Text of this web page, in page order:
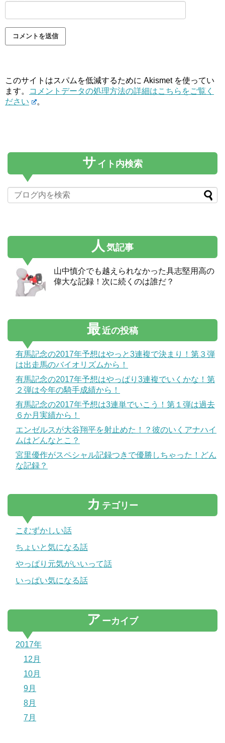
このサイトはスパムを低減するために Akismet を使ってい
ます。
コメントデータの処理方法の詳細はこちらをご覧く
ださい
。
サ イト内検索
人 気記事
山中慎介でも越えられなかった具志堅用高の
偉大な記録！次に続くのは誰だ？
最近の投稿
有馬記念の2017年予想はやっと3連複で決まり！第３弾
は出走馬のバイオリズムから！
有馬記念の2017年予想はやっぱり3連複でいくかな！第
２弾は今年の騎手成績から！
有馬記念の2017年予想は3連単でいこう！第１弾は過去
６か月実績から！
エンゼルスが大谷翔平を射止めた！？彼のいくアナハイ
ムはどんなとこ？
宮里優作がスペシャル記録つきで優勝しちゃった！どん
な記録？
カ テゴリー
こむずかしい話
ちょいと気になる話
やっぱり元気がいいって話
いっぱい気になる話
ア ーカイブ
2017年
12月
10月
9月
8月
7月